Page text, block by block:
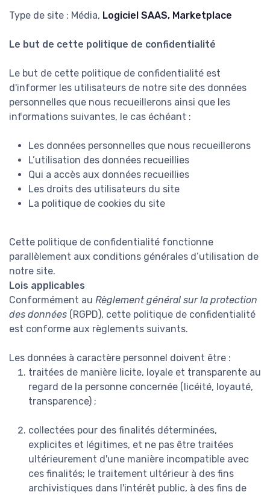
Type de site : Média, Logiciel SAAS, Marketplace
Le but de cette politique de confidentialité
Le but de cette politique de confidentialité est
d'informer les utilisateurs de notre site des données
personnelles que nous recueillerons ainsi que les
informations suivantes, le cas échéant :
Les données personnelles que nous recueillerons
L’utilisation des données recueillies
Qui a accès aux données recueillies
Les droits des utilisateurs du site
La politique de cookies du site
Cette politique de confidentialité fonctionne
parallèlement aux conditions générales d’utilisation de
notre site.
Lois applicables
Conformément au Règlement général sur la protection
des données (RGPD), cette politique de confidentialité
est conforme aux règlements suivants.
Les données à caractère personnel doivent être :
traitées de manière licite, loyale et transparente au
regard de la personne concernée (licéité, loyauté,
transparence) ;
collectées pour des finalités déterminées,
explicites et légitimes, et ne pas être traitées
ultérieurement d'une manière incompatible avec
ces finalités; le traitement ultérieur à des fins
archivistiques dans l'intérêt public, à des fins de